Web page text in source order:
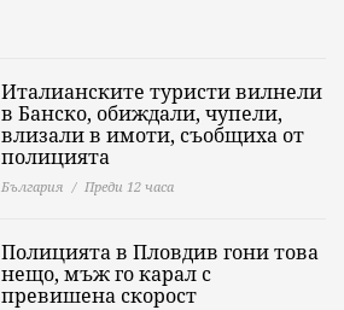
Италианските туристи вилнели
в Банско, обиждали, чупели,
влизали в имоти, съобщиха от
полицията
България Преди 12 часа
Полицията в Пловдив гони това
нещо, мъж го карал с
превишена скорост